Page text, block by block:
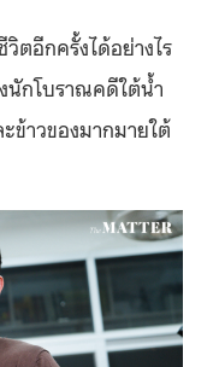
อีกครั้งได้อย่างไร
นักโบราณคดีใต้น้ำ
ข้าวของมากมายใต้